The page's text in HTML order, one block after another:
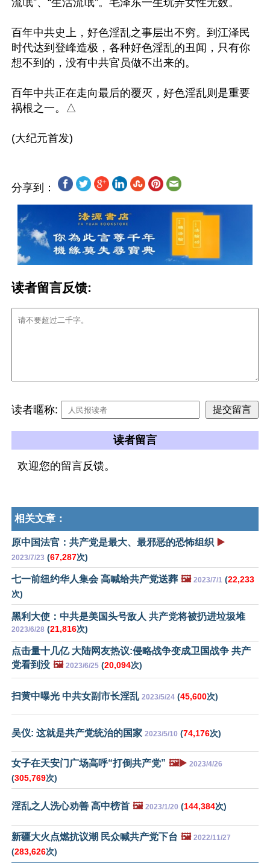
流氓”、“生活流氓”。毛泽东一生玩弄女性无数。
百年中共史上，好色淫乱之事层出不穷。到江泽民
时代达到登峰造极，各种好色淫乱的丑闻，只有你
想不到的，没有中共官员做不出来的。
百年中共正在走向最后的覆灭，好色淫乱则是重要
祸根之一。△
分享到：
读者留言反馈:
读者暱称:
读者留言
欢迎您的留言反馈。
相关文章：
原中国法官：共产党是最大、最邪恶的恐怖组织 ▶️
2023/7/23 (67,287次)
七一前纽约华人集会 高喊给共产党送葬 🖼️ 2023/7/1 (22,233
次)
黑利大使：中共是美国头号敌人 共产党将被扔进垃圾堆
2023/6/28 (21,816次)
点击量十几亿 大陆网友热议:侵略战争变成卫国战争 共产
党看到没 🖼️ 2023/6/25 (20,094次)
扫黄中曝光 中共女副市长淫乱 2023/5/24 (45,600次)
吴仪: 这就是共产党统治的国家 2023/5/10 (74,176次)
女子在天安门广场高呼“打倒共产党” 🖼️▶️ 2023/4/26
(305,769次)
淫乱之人洗心劝善 高中榜首 🖼️ 2023/1/20 (144,384次)
新疆大火点燃抗议潮 民众喊共产党下台 🖼️ 2022/11/27
(283,626次)